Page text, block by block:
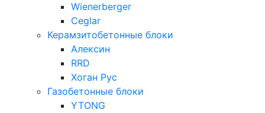
Wienerberger
Ceglar
Керамзитобетонные блоки
Алексин
RRD
Хоган Рус
Газобетонные блоки
YTONG